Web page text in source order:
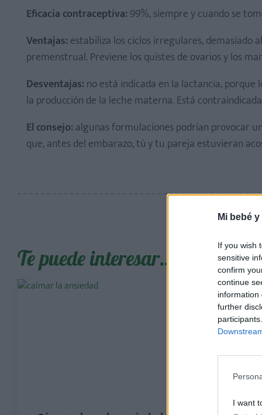
Mi bebé
If you wish
sensitive
confirm
continue
information
further
I want
Eficacia contraceptiva: 99%, siempre y cuando se
Ventajas: estabiliza los ciclos irregulares, demasiado
premenstrual. Previene los quistes de ovarios y los
Desventajas: no está indicada en la lactancia,
la producción de la leche materna. Está
El consejo: algunas formulaciones podrían provocar
que, antes del embarazo, tú y tu pareja estuvieran
Te puede interesar…